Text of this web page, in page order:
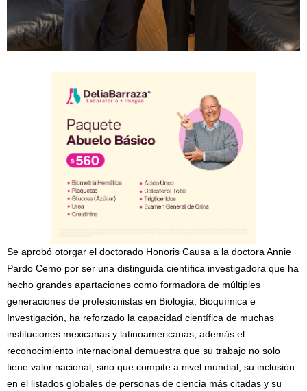
Se aprobó otorgar el doctorado Honoris Causa a la doctora Annie
Pardo Cemo por ser una distinguida científica investigadora que ha
hecho grandes apartaciones como formadora de múltiples
generaciones de profesionistas en Biología, Bioquímica e
Investigación, ha reforzado la capacidad científica de muchas
instituciones mexicanas y latinoamericanas, además el
reconocimiento internacional demuestra que su trabajo no solo
tiene valor nacional, sino que compite a nivel mundial, su inclusión
en el listados globales de personas de ciencia más citadas y su